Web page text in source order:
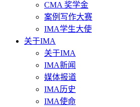
CMA 奖学金
案例写作大赛
IMA学生大使
关于IMA
关于IMA
IMA新闻
媒体报道
IMA历史
IMA使命